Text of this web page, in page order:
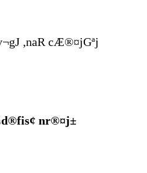
,naR cÆ®¤jGªj
nr®¤j±